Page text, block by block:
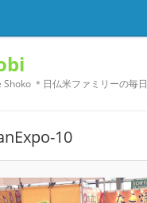
＊日仏米ファミリーの毎日
10